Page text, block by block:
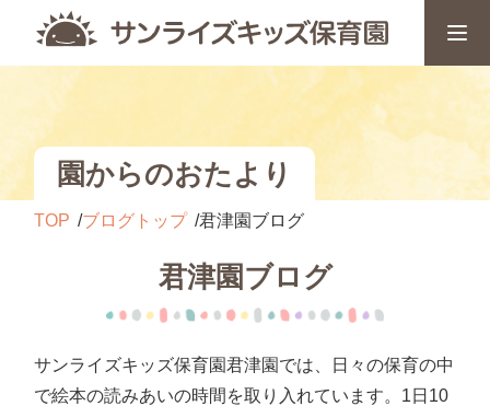
園からのおたより
TOP ブログトップ 君津園ブログ
君津園ブログ
サンライズキッズ保育園君津園では、日々の保育の中
で絵本の読みあいの時間を取り入れています。1日10